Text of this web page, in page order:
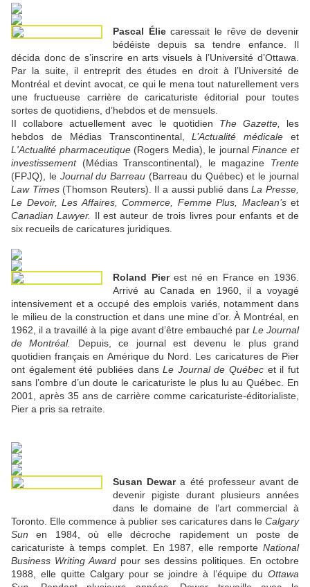
Pascal Éliecaressait le rêve de devenir
bédéiste depuis sa tendre enfance. Il
décida donc de s’inscrire en arts visuels à l’Université d’Ottawa.
Par la suite, il entreprit des études en droit à l’Université de
Montréal et devint avocat, ce qui le mena tout naturellement vers
une fructueuse carrière de caricaturiste éditorial pour toutes
sortes de quotidiens, d’hebdos et de mensuels.
II collabore actuellement avec le quotidien The Gazette,
les
hebdos de Médias Transcontinental,L’Actualité médicale et
L'Actualité pharmaceutique(Rogers Media), le journalFinance et
investissement(Médias Transcontinental), le magazine Trente
(FPJQ), le Journal du Barreau (Barreau du Québec) et le journal
Law Times(Thomson Reuters). Il a aussi publié dansLa Presse,
Le Devoir, Les Affaires, Commerce, Femme Plus, Maclean’set
Canadian Lawyer.
Il est auteur de trois livres pour enfants et de
six recueils de caricatures juridiques.
Roland Pierest né en France en 1936.
Arrivé au Canada en 1960, il a voyagé
intensivement et a occupé des emplois variés, notamment dans
le milieu de la construction et dans une mine d’or. À Montréal, en
1962, il a travaillé à la pige avant d’être embauché par Le Journal
de Montréal.
Depuis, ce journal est devenu le plus grand
quotidien français en Amérique du Nord. Les caricatures de Pier
ont également été publiées dansLe Journal de Québec et il fut
sans l’ombre d’un doute le caricaturiste le plus lu au Québec. En
2001, après 35 ans de carrière comme caricaturiste-éditorialiste,
Pier a pris sa retraite.
Susan Dewara été professeur avant de
devenir pigiste durant plusieurs années
dans le domaine de l’art commercial à
Toronto. Elle commence à publier ses caricatures dans le Calgary
Sun en 1984, où elle décroche rapidement un poste de
caricaturiste à temps complet. En 1987, elle remporte National
Business Writing Award pour ses dessins politiques. En octobre
1988, elle quitte Calgary pour se joindre à l’équipe du Ottawa